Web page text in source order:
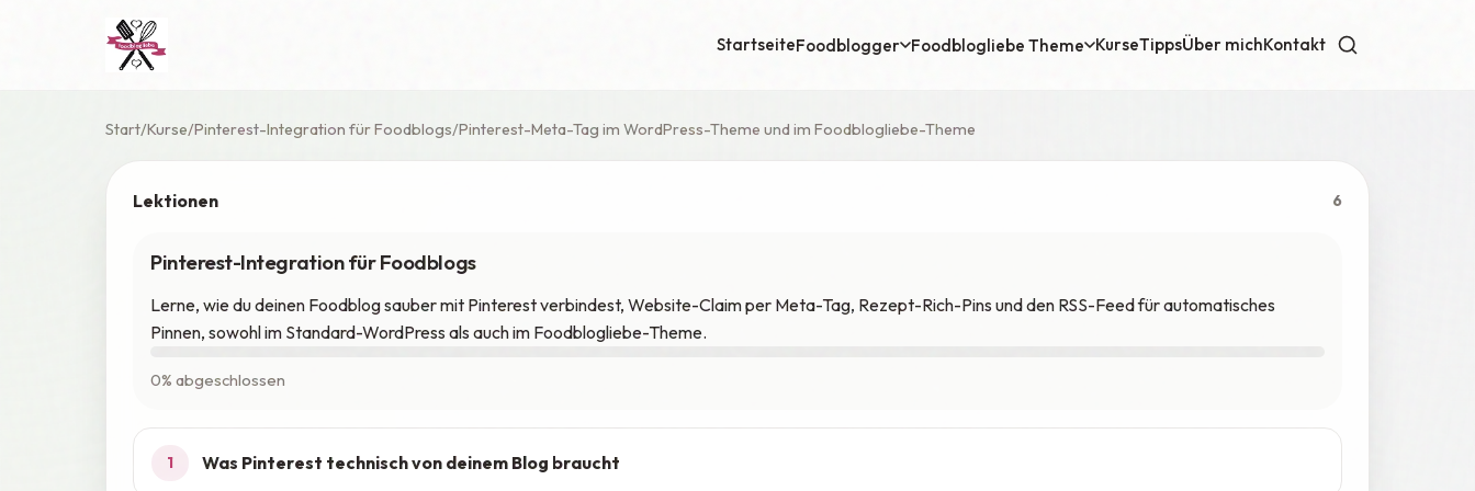
StartseiteFoodblogger Foodblogliebe Theme KurseTippsÜber michKontakt
Start Kurse Pinterest-Integration für Foodblogs Pinterest-Meta-Tag im WordPress-Theme und im Foodblogliebe-Theme
Lektionen 6
Pinterest-Integration für Foodblogs
Lerne, wie du deinen Foodblog sauber mit Pinterest verbindest, Website-Claim per Meta-Tag, Rezept-Rich-Pins und den RSS-Feed für automatisches
Pinnen, sowohl im Standard-WordPress als auch im Foodblogliebe-Theme.
0% abgeschlossen
1 Was Pinterest technisch von deinem Blog braucht